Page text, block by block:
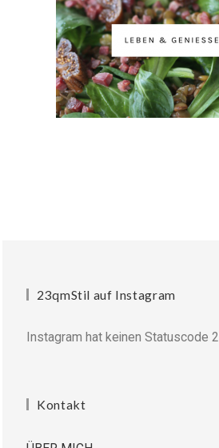
23qmStil auf Instagram
Instagram hat keinen Statuscode
Kontakt